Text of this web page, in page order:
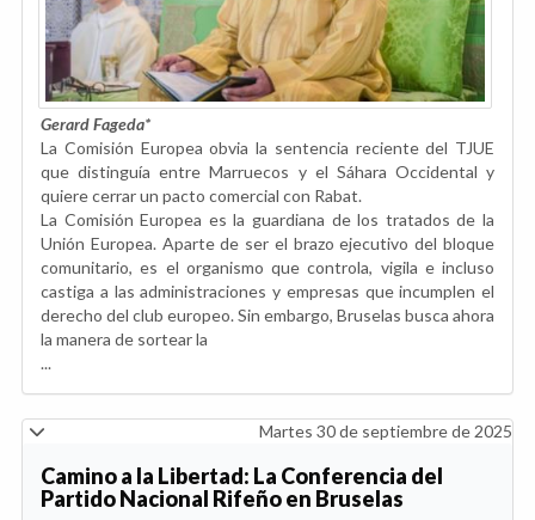
Gerard Fageda*
La Comisión Europea obvia la sentencia reciente del TJUE
que distinguía entre Marruecos y el Sáhara Occidental y
quiere cerrar un pacto comercial con Rabat.
La Comisión Europea es la guardiana de los tratados de la
Unión Europea. Aparte de ser el brazo ejecutivo del bloque
comunitario, es el organismo que controla, vigila e incluso
castiga a las administraciones y empresas que incumplen el
derecho del club europeo. Sin embargo, Bruselas busca ahora
la manera de sortear la
...
Martes 30 de septiembre de 2025
Camino a la Libertad: La Conferencia del
Partido Nacional Rifeño en Bruselas